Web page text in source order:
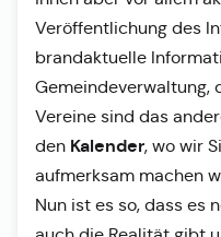
Veröffentlichung des
brandaktuelle
Gemeindeverwaltung,
Vereine sind das
den Kalender, wo wir
aufmerksam machen
Nun ist es so, dass es